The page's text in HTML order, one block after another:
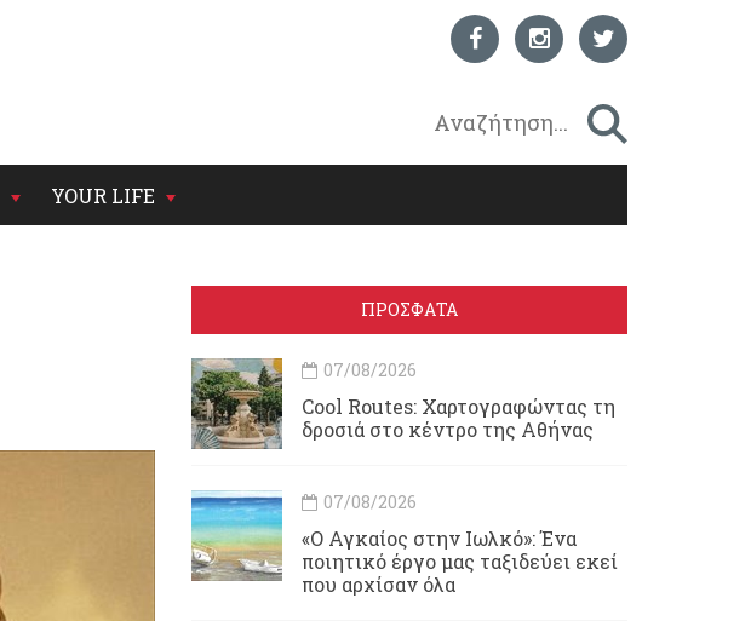
YOUR LIFE
ΠΡΟΣΦΑΤΑ
07/08/2026
Cool Routes: Χαρτογραφώντας τη
δροσιά στο κέντρο της Αθήνας
07/08/2026
«Ο Αγκαίος στην Ιωλκό»: Ένα
ποιητικό έργο μας ταξιδεύει εκεί
που αρχίσαν όλα